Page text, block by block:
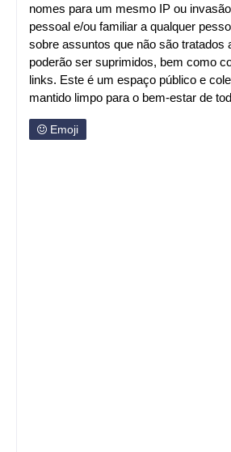
nomes para um mesmo IP ou
pessoal e/ou familiar a qualquer
sobre assuntos que não são tratados
poderão ser suprimidos, bem como
links. Este é um espaço público e
mantido limpo para o bem-estar de
Emoji